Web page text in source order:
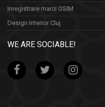
Inregistrare marci OSIM
Design Interior Cluj
WE ARE SOCIABLE!